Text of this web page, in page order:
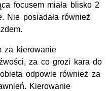
focusem miała blisko 2
Nie posiadała również
za kierowanie
za co grozi kara do
odpowie również za
Kierowanie